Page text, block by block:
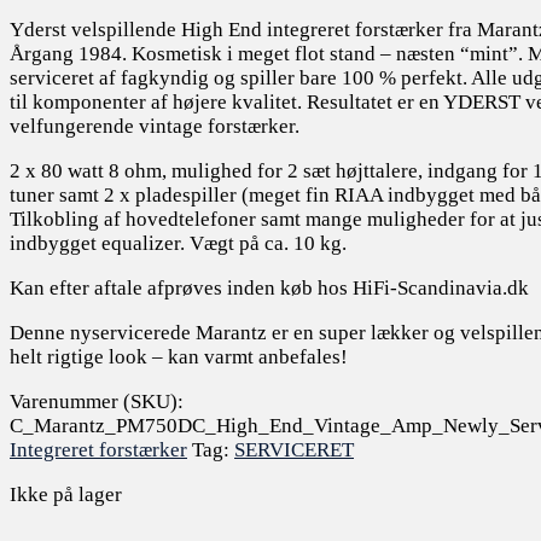
Yderst velspillende High End integreret forstærker fra
Årgang 1984. Kosmetisk i meget flot stand – næsten “mint”.
serviceret af fagkyndig og spiller bare 100 % perfekt. Alle
til komponenter af højere kvalitet. Resultatet er en YDERST
velfungerende vintage forstærker.
2 x 80 watt 8 ohm, mulighed for 2 sæt højttalere, indgang for
tuner samt 2 x pladespiller (meget fin RIAA indbygget med
Tilkobling af hovedtelefoner samt mange muligheder for at
indbygget equalizer. Vægt på ca. 10 kg.
Kan efter aftale afprøves inden køb hos HiFi-Scandinavia.dk
Denne nyservicerede Marantz er en super lækker og
helt rigtige look – kan varmt anbefales!
Varenummer (SKU):
Integreret forstærker Tag: SERVICERET
Ikke på lager